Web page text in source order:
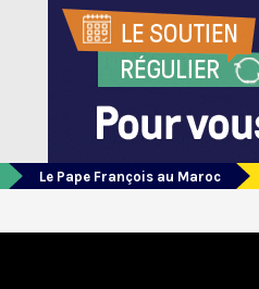
Le Pape François au Maroc